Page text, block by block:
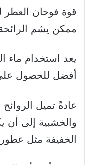
قوة فوحان
ممكن يشم
يعد استخدام ماء
أفضل للحصول
عادةً تميل
والخشبية إلى أن
الخفيفة مثل